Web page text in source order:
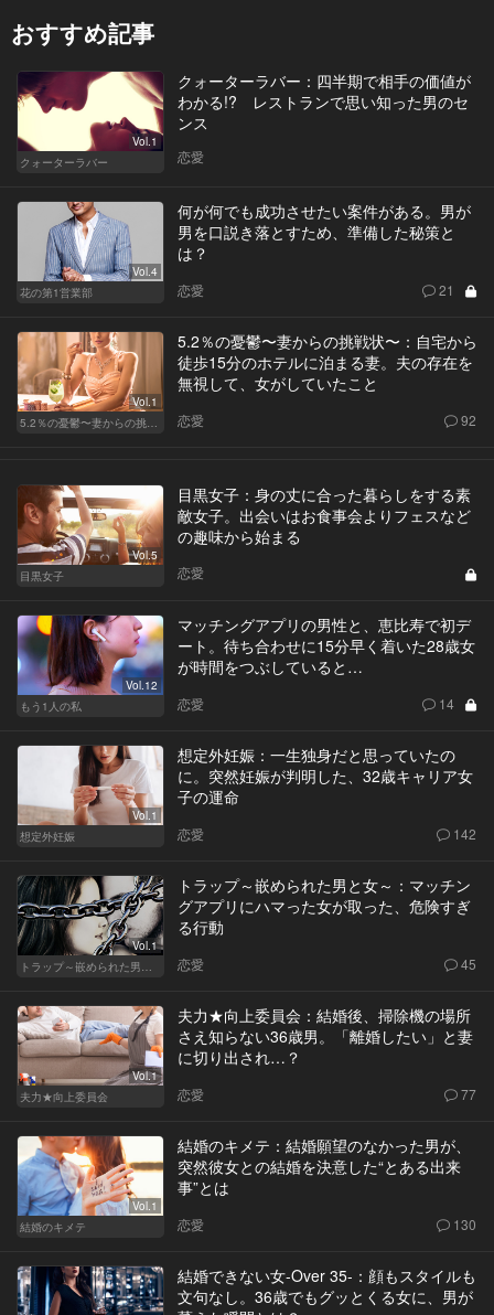
おすすめ記事
Vol.1
クォーターラバー
クォーターラバー：四半期で相手の価値が
わかる!? レストランで思い知った男のセ
ンス
恋愛
Vol.4
花の第1営業部
何が何でも成功させたい案件がある。男が
男を口説き落とすため、準備した秘策と
は？
恋愛 21
Vol.1
5.2％の憂鬱〜妻からの挑戦状〜
5.2％の憂鬱〜妻からの挑戦状〜：自宅から
徒歩15分のホテルに泊まる妻。夫の存在を
無視して、女がしていたこと
恋愛 92
Vol.5
目黒女子
目黒女子：身の丈に合った暮らしをする素
敵女子。出会いはお食事会よりフェスなど
の趣味から始まる
恋愛
Vol.12
もう1人の私
マッチングアプリの男性と、恵比寿で初デ
ート。待ち合わせに15分早く着いた28歳女
が時間をつぶしていると…
恋愛 14
Vol.1
想定外妊娠
想定外妊娠：一生独身だと思っていたの
に。突然妊娠が判明した、32歳キャリア女
子の運命
恋愛 142
Vol.1
トラップ～嵌められた男と女～
トラップ～嵌められた男と女～：マッチン
グアプリにハマった女が取った、危険すぎ
る行動
恋愛 45
Vol.1
夫力★向上委員会
夫力★向上委員会：結婚後、掃除機の場所
さえ知らない36歳男。「離婚したい」と妻
に切り出され…？
恋愛 77
Vol.1
結婚のキメテ
結婚のキメテ：結婚願望のなかった男が、
突然彼女との結婚を決意した“とある出来
事”とは
恋愛 130
結婚できない女-Over 35-：顔もスタイルも
文句なし。36歳でもグッとくる女に、男が